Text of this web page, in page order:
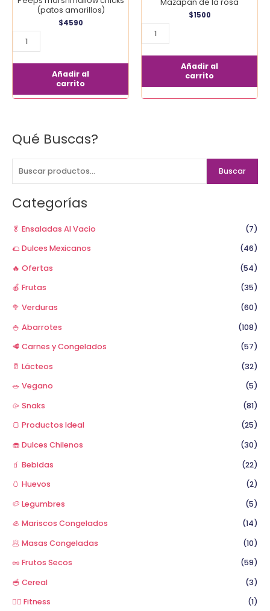
Qué Buscas?
B
c
a
p
Buscar
Categorías
🥬 Ensaladas Al Vacio
(7)
🌮 Dulces Mexicanos
(46)
🔥 Ofertas
(54)
🍎 Frutas
(35)
🥦 Verduras
(60)
🍚 Abarrotes
(108)
🥩 Carnes y Congelados
(57)
🥛 Lácteos
(32)
🥗 Vegano
(5)
🥠 Snaks
(81)
🍞 Productos Ideal
(25)
🧁 Dulces Chilenos
(30)
🧃 Bebidas
(22)
🥚 Huevos
(2)
🥔 Legumbres
(5)
🦪 Mariscos Congelados
(14)
🥟 Masas Congeladas
(10)
🥜 Frutos Secos
(59)
🥣 Cereal
(3)
🏋️‍♂️ Fitness
(1)
(patos amarillos)
$4590
Añadir al
carrito
$1500
Añadir al
carrito